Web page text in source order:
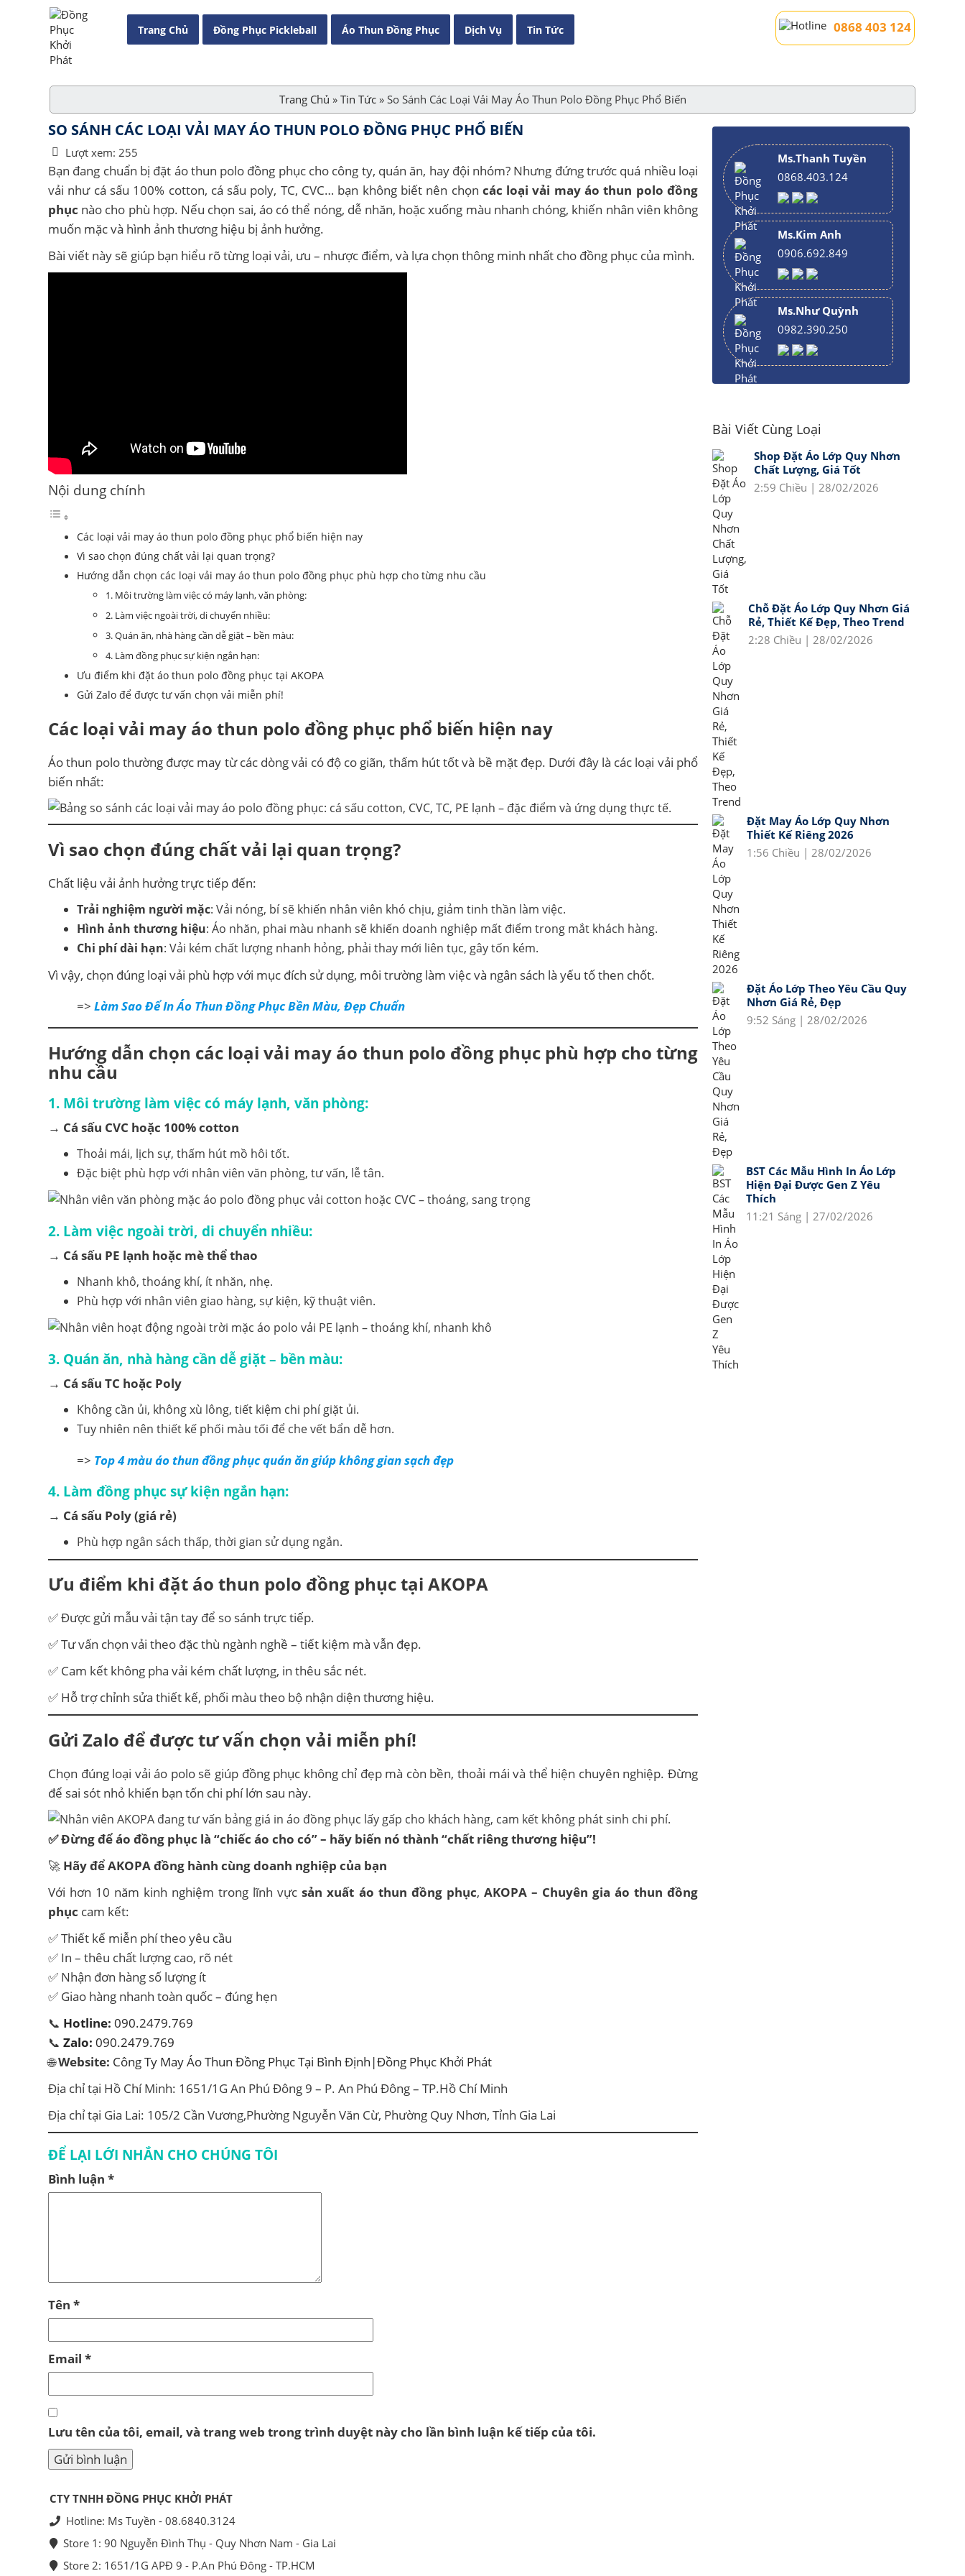
Trang Chủ Đồng Phục Pickleball Áo Thun Đồng Phục Dịch Vụ Tin Tức 0868 403 124
Trang Chủ » Tin Tức» So Sánh Các Loại Vải May Áo Thun Polo Đồng Phục Phổ Biến
SO SÁNH CÁC LOẠI VẢI MAY ÁO THUN POLO ĐỒNG PHỤC PHỔ BIẾN
Lượt xem: 255
Bạn đang chuẩn bị đặt áo thun polo đồng phục cho công ty, quán ăn, hay đội nhóm? Nhưng đứng trước quá nhiều loại
vải như cá sấu 100% cotton, cá sấu poly, TC, CVC… bạn không biết nên chọn các loại vải may áo thun polo đồng
phục nào cho phù hợp. Nếu chọn sai, áo có thể nóng, dễ nhăn, hoặc xuống màu nhanh chóng, khiến nhân viên không
muốn mặc và hình ảnh thương hiệu bị ảnh hưởng.
Bài viết này sẽ giúp bạn hiểu rõ từng loại vải, ưu – nhược điểm, và lựa chọn thông minh nhất cho đồng phục của mình.
Nội dung chính
Các loại vải may áo thun polo đồng phục phổ biến hiện nay
Vì sao chọn đúng chất vải lại quan trọng?
Hướng dẫn chọn các loại vải may áo thun polo đồng phục phù hợp cho từng nhu cầu
1. Môi trường làm việc có máy lạnh, văn phòng:
2. Làm việc ngoài trời, di chuyển nhiều:
3. Quán ăn, nhà hàng cần dễ giặt – bền màu:
4. Làm đồng phục sự kiện ngắn hạn:
Ưu điểm khi đặt áo thun polo đồng phục tại AKOPA
Gửi Zalo để được tư vấn chọn vải miễn phí!
Các loại vải may áo thun polo đồng phục phổ biến hiện nay
Áo thun polo thường được may từ các dòng vải có độ co giãn, thấm hút tốt và bề mặt đẹp. Dưới đây là các loại vải phổ
biến nhất:
Vì sao chọn đúng chất vải lại quan trọng?
Chất liệu vải ảnh hưởng trực tiếp đến:
Trải nghiệm người mặc: Vải nóng, bí sẽ khiến nhân viên khó chịu, giảm tinh thần làm việc.
Hình ảnh thương hiệu: Áo nhăn, phai màu nhanh sẽ khiến doanh nghiệp mất điểm trong mắt khách hàng.
Chi phí dài hạn: Vải kém chất lượng nhanh hỏng, phải thay mới liên tục, gây tốn kém.
Vì vậy, chọn đúng loại vải phù hợp với mục đích sử dụng, môi trường làm việc và ngân sách là yếu tố then chốt.
=> Làm Sao Để In Áo Thun Đồng Phục Bền Màu, Đẹp Chuẩn
Hướng dẫn chọn các loại vải may áo thun polo đồng phục phù hợp cho từng
nhu cầu
1. Môi trường làm việc có máy lạnh, văn phòng:
→ Cá sấu CVC hoặc 100% cotton
Thoải mái, lịch sự, thấm hút mồ hôi tốt.
Đặc biệt phù hợp với nhân viên văn phòng, tư vấn, lễ tân.
2. Làm việc ngoài trời, di chuyển nhiều:
→ Cá sấu PE lạnh hoặc mè thể thao
Nhanh khô, thoáng khí, ít nhăn, nhẹ.
Phù hợp với nhân viên giao hàng, sự kiện, kỹ thuật viên.
3. Quán ăn, nhà hàng cần dễ giặt – bền màu:
→ Cá sấu TC hoặc Poly
Không cần ủi, không xù lông, tiết kiệm chi phí giặt ủi.
Tuy nhiên nên thiết kế phối màu tối để che vết bẩn dễ hơn.
=> Top 4 màu áo thun đồng phục quán ăn giúp không gian sạch đẹp
4. Làm đồng phục sự kiện ngắn hạn:
→ Cá sấu Poly (giá rẻ)
Phù hợp ngân sách thấp, thời gian sử dụng ngắn.
Ưu điểm khi đặt áo thun polo đồng phục tại AKOPA
✅ Được gửi mẫu vải tận tay để so sánh trực tiếp.
✅ Tư vấn chọn vải theo đặc thù ngành nghề – tiết kiệm mà vẫn đẹp.
✅ Cam kết không pha vải kém chất lượng, in thêu sắc nét.
✅ Hỗ trợ chỉnh sửa thiết kế, phối màu theo bộ nhận diện thương hiệu.
Gửi Zalo để được tư vấn chọn vải miễn phí!
Chọn đúng loại vải áo polo sẽ giúp đồng phục không chỉ đẹp mà còn bền, thoải mái và thể hiện chuyên nghiệp. Đừng
để sai sót nhỏ khiến bạn tốn chi phí lớn sau này.
✅ Đừng để áo đồng phục là “chiếc áo cho có” – hãy biến nó thành “chất riêng thương hiệu”!
🚀 Hãy để AKOPA đồng hành cùng doanh nghiệp của bạn
Với hơn 10 năm kinh nghiệm trong lĩnh vựcsản xuất áo thun đồng phục, AKOPA – Chuyên gia áo thun đồng
phục cam kết:
✅ Thiết kế miễn phí theo yêu cầu
✅ In – thêu chất lượng cao, rõ nét
✅ Nhận đơn hàng số lượng ít
✅ Giao hàng nhanh toàn quốc – đúng hẹn
📞 Hotline: 090.2479.769
📞 Zalo: 090.2479.769
🌐Website: Công Ty May Áo Thun Đồng Phục Tại Bình Định|Đồng Phục Khởi Phát
Địa chỉ tại Hồ Chí Minh: 1651/1G An Phú Đông 9 – P. An Phú Đông – TP.Hồ Chí Minh
Địa chỉ tại Gia Lai: 105/2 Cần Vương,Phường Nguyễn Văn Cừ, Phường Quy Nhơn, Tỉnh Gia Lai
ĐỂ LẠI LỚI NHẮN CHO CHÚNG TÔI
Bình luận *
Tên *
Email *
Lưu tên của tôi, email, và trang web trong trình duyệt này cho lần bình luận kế tiếp của tôi.
Ms.Thanh Tuyền
0868.403.124
Ms.Kim Anh
0906.692.849
Ms.Như Quỳnh
0982.390.250
Bài Viết Cùng Loại
Shop Đặt Áo Lớp Quy Nhơn
Chất Lượng, Giá Tốt
2:59 Chiều | 28/02/2026
Chỗ Đặt Áo Lớp Quy Nhơn Giá
Rẻ, Thiết Kế Đẹp, Theo Trend
2:28 Chiều | 28/02/2026
Đặt May Áo Lớp Quy Nhơn
Thiết Kế Riêng 2026
1:56 Chiều | 28/02/2026
Đặt Áo Lớp Theo Yêu Cầu Quy
Nhơn Giá Rẻ, Đẹp
9:52 Sáng | 28/02/2026
BST Các Mẫu Hình In Áo Lớp
Hiện Đại Được Gen Z Yêu
Thích
11:21 Sáng | 27/02/2026
CTY TNHH ĐỒNG PHỤC KHỞI PHÁT
Hotline: Ms Tuyền - 08.6840.3124
Store 1: 90 Nguyễn Đình Thụ - Quy Nhơn Nam - Gia Lai
Store 2: 1651/1G APĐ 9 - P.An Phú Đông - TP.HCM